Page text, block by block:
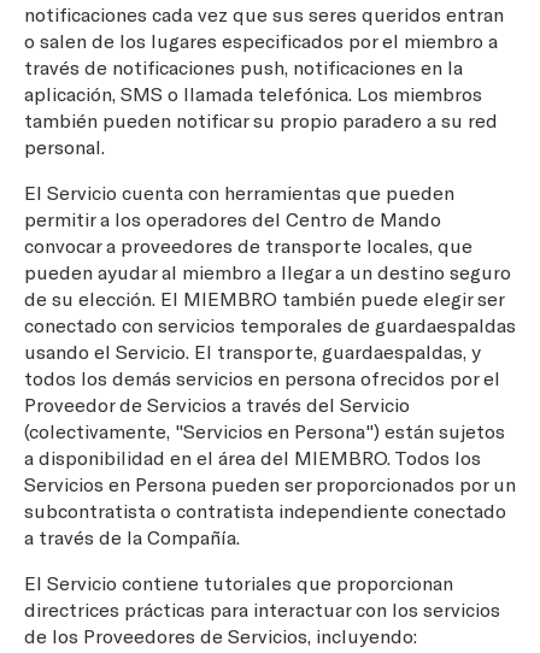
notificaciones cada vez que sus seres queridos entran
o salen de los lugares especificados por el miembro a
través de notificaciones push, notificaciones en la
aplicación, SMS o llamada telefónica. Los miembros
también pueden notificar su propio paradero a su red
personal.
El Servicio cuenta con herramientas que pueden
permitir a los operadores del Centro de Mando
convocar a proveedores de transporte locales, que
pueden ayudar al miembro a llegar a un destino seguro
de su elección. El MIEMBRO también puede elegir ser
conectado con servicios temporales de guardaespaldas
usando el Servicio. El transporte, guardaespaldas, y
todos los demás servicios en persona ofrecidos por el
Proveedor de Servicios a través del Servicio
(colectivamente, "Servicios en Persona") están sujetos
a disponibilidad en el área del MIEMBRO. Todos los
Servicios en Persona pueden ser proporcionados por un
subcontratista o contratista independiente conectado
a través de la Compañía.
El Servicio contiene tutoriales que proporcionan
directrices prácticas para interactuar con los servicios
de los Proveedores de Servicios, incluyendo: